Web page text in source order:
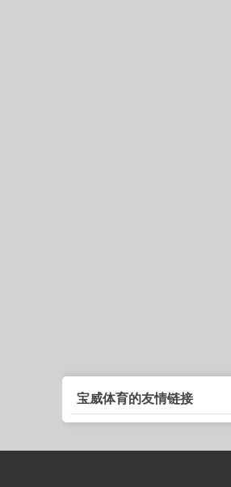
宝威体育的友情链接